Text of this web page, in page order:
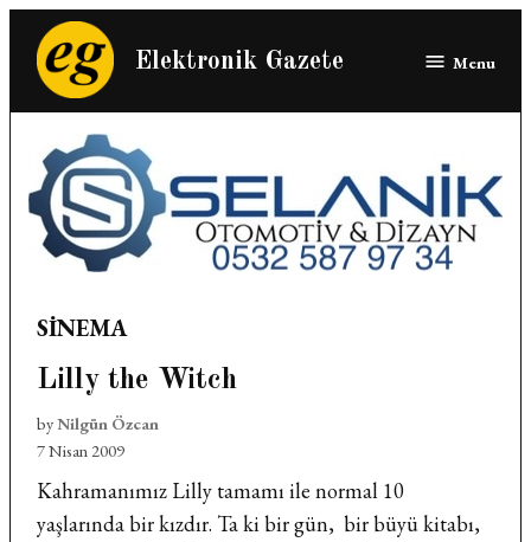
Skip
content
Elektronik Gazete Menu
POSTED
SINEMA
Lilly the Witch
byNilgün Özcan
7 Nisan 2009
Kahramanımız Lilly tamamı ile normal 10
yaşlarında bir kızdır. Ta ki bir gün, bir büyü kitabı,